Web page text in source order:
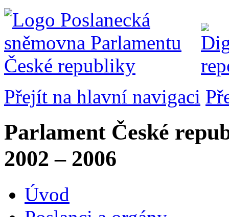
Přejít na hlavní navigaci
Parlament České
2002 – 2006
Úvod